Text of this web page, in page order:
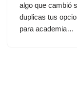
algo que cambió
duplicas tus
para academia…